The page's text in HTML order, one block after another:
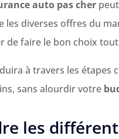
auto pas cher
les diverses offres du
de faire le bon choix
à travers les étapes
sans alourdir votre
les